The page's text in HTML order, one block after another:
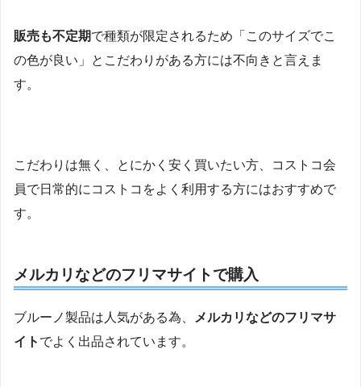
販売も不定期で種類が限定されるため「このサイズでこ
の色が良い」とこだわりがある方には不向きと言えま
す。
こだわりは無く、とにかく安く買いたい方、コストコ会
員で日常的にコストコをよく利用する方にはおすすめで
す。
メルカリなどのフリマサイトで購入
ブルーノ製品は人気がある為、
メルカリなどのフリマサ
イト でよく出品されています。